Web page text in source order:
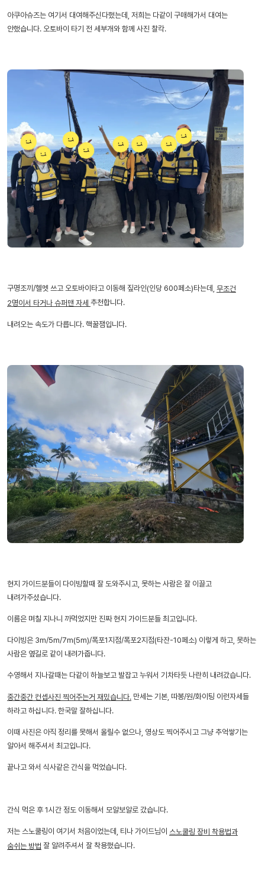
아쿠아슈즈는 여기서 대여해주신다했는데, 저희는 다같이 구매해가서 대여는
안했습니다. 오토바이 타기 전 세부개와 함께 사진 찰칵.
구명조끼/헬멧 쓰고 오토바이타고 이동해 짚라인(인당 600페소)타는데, 무조건
2명이서 타거나 슈퍼맨 자세 추천합니다.
내려오는 속도가 다릅니다. 핵꿀잼입니다.
현지 가이드분들이 다이빙할때 잘 도와주시고, 못하는 사람은 잘 이끌고
내려가주셨습니다.
이름은 며칠 지나니 까먹었지만 진짜 현지 가이드분들 최고입니다.
다이빙은 3m/5m/7m(5m)/폭포1지점/폭포2지점(타잔-10페소) 이렇게 하고, 못하는
사람은 옆길로 같이 내려가줍니다.
수영해서 지나갈때는 다같이 하늘보고 발잡고 누워서 기차타듯 나란히 내려갔습니다.
중간중간 컨셉사진 찍어주는거 재밌습니다. 만세는 기본, 따봉/원/화이팅 이런자세들
하라고 하십니다. 한국말 잘하십니다.
이때 사진은 아직 정리를 못해서 올릴수 없으나, 영상도 찍어주시고 그냥 추억쌓기는
알아서 해주셔서 최고입니다.
끝나고 와서 식사같은 간식을 먹었습니다.
간식 먹은 후 1시간 정도 이동해서 모알보알로 갔습니다.
저는 스노쿨링이 여기서 처음이었는데, 티나 가이드님이 스노쿨링 장비 착용법과
숨쉬는 방법 잘 알려주셔서 잘 착용했습니다.